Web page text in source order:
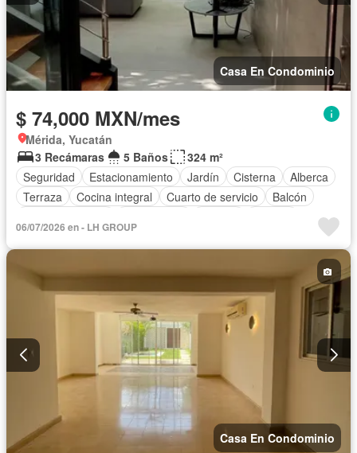
Casa En Condominio
$ 74,000 MXN/mes
Mérida, Yucatán
3 Recámaras
5 Baños
324 m²
Seguridad
Estacionamiento Jardín Cisterna
Alberca
Terraza
Cocina integral Cuarto de servicio
Balcón
Aire acondicionado
Televisión por cable
Asador
Zonas verdes
Recámara con closet
Caseta de vigilancia
Permite niños
Completamente amueblado
06/07/2026 en - LH GROUP
Casa En Condominio